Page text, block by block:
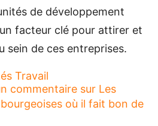
de développement
facteur clé pour attirer et
sein de ces entreprises.
Travail
commentaire sur Les
où il fait bon de